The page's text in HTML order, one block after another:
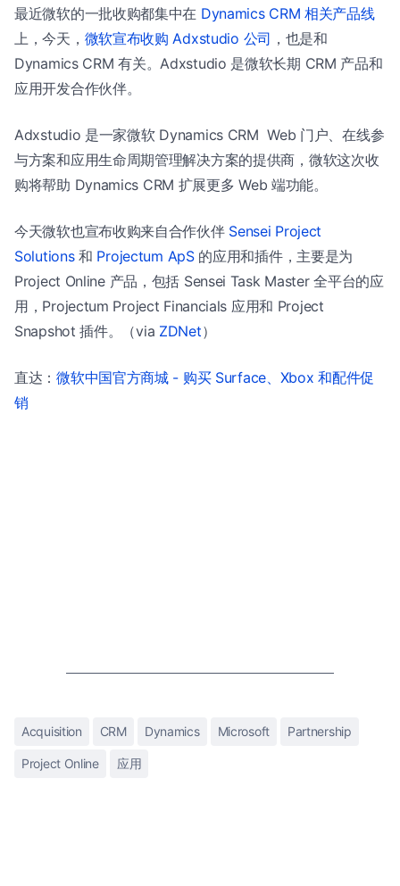
最近微软的一批收购都集中在 Dynamics CRM 相关产品线
上，今天， 微软宣布收购 Adxstudio 公司 ，也是和
Dynamics CRM 有关。Adxstudio 是微软长期 CRM 产品和
应用开发合作伙伴。
Adxstudio 是一家微软 Dynamics CRM Web 门户、在线参
与方案和应用生命周期管理解决方案的提供商，微软这次收
购将帮助 Dynamics CRM 扩展更多 Web 端功能。
今天微软也宣布收购来自合作伙伴 Sensei Project
Solutions和 Projectum ApS的应用和插件，主要是为
Project Online 产品，包括 Sensei Task Master 全平台的应
用，Projectum Project Financials 应用和 Project
Snapshot 插件。（via ZDNet）
直达：微软中国官方商城 - 购买 Surface、Xbox 和配件促
销
Acquisition CRM Dynamics Microsoft Partnership
Project Online 应用